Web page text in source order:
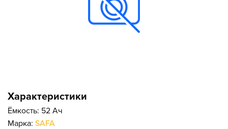
Характеристики
Ёмкость: 52 Ач
Марка: SAFA